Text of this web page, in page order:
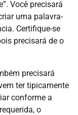
Você precisará
uma palavra-
Certifique-se
precisará de o
precisará
ter tipicamente
conforme a
o